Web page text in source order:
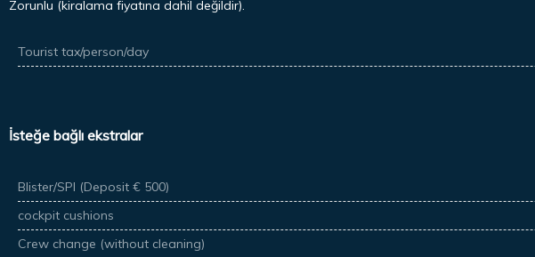
Zorunlu (kiralama fiyatına dahil değildir).
Tourist tax/person/day
İsteğe bağlı ekstralar
Blister/SPI (Deposit € 500)
cockpit cushions
Crew change (without cleaning)